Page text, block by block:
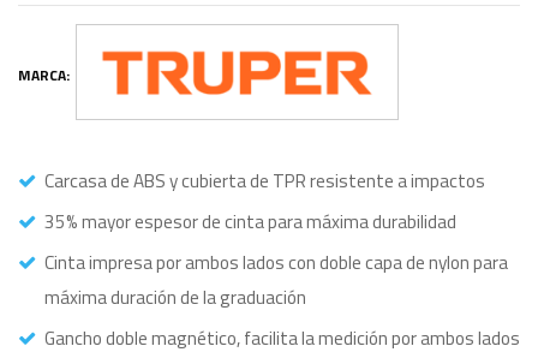
MARCA:
Carcasa de ABS y cubierta de TPR resistente a impactos
35% mayor espesor de cinta para máxima durabilidad
Cinta impresa por ambos lados con doble capa de nylon para
máxima duración de la graduación
Gancho doble magnético, facilita la medición por ambos lados